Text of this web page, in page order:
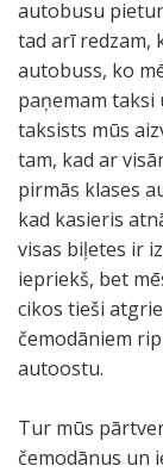
autobusu
tad arī redzam,
autobuss, ko
paņemam taksi
taksists mūs
tam, kad ar
pirmās klases
kad kasieris
visas biļetes ir
iepriekš, bet
cikos tieši
čemodāniem
autoostu.
Tur mūs
čemodānus un